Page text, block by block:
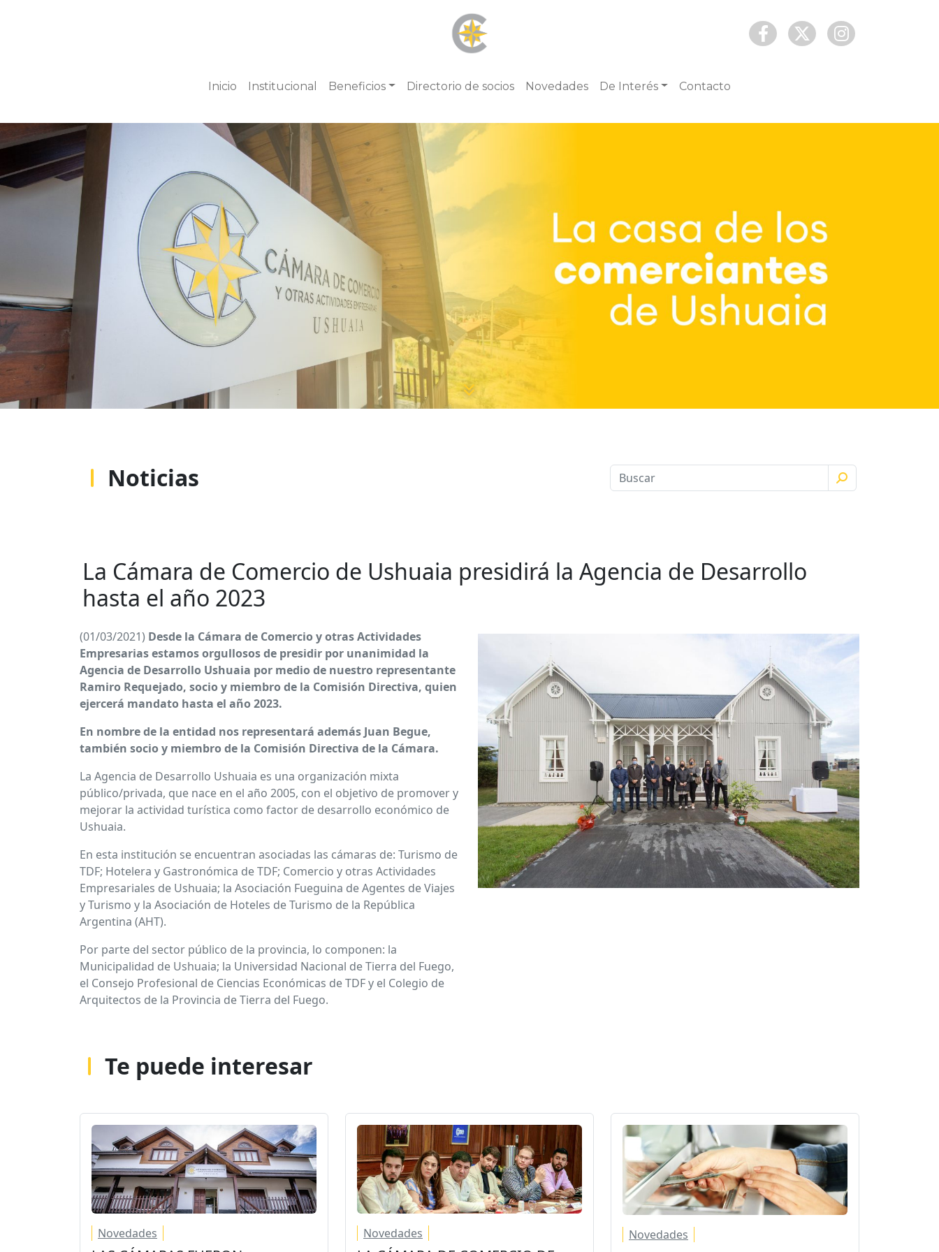
Inicio Institucional Beneficios Directorio de socios Novedades De Interés Contacto
Noticias
La Cámara de Comercio de Ushuaia presidirá la Agencia de Desarrollo
hasta el año 2023
(01/03/2021) Desde la Cámara de Comercio y otras Actividades
Empresarias estamos orgullosos de presidir por unanimidad la
Agencia de Desarrollo Ushuaia por medio de nuestro representante
Ramiro Requejado, socio y miembro de la Comisión Directiva, quien
ejercerá mandato hasta el año 2023.
En nombre de la entidad nos representará además Juan Begue,
también socio y miembro de la Comisión Directiva de la Cámara.
La Agencia de Desarrollo Ushuaia es una organización mixta
público/privada, que nace en el año 2005, con el objetivo de promover y
mejorar la actividad turística como factor de desarrollo económico de
Ushuaia.
En esta institución se encuentran asociadas las cámaras de: Turismo de
TDF; Hotelera y Gastronómica de TDF; Comercio y otras Actividades
Empresariales de Ushuaia; la Asociación Fueguina de Agentes de Viajes
y Turismo y la Asociación de Hoteles de Turismo de la República
Argentina (AHT).
Por parte del sector público de la provincia, lo componen: la
Municipalidad de Ushuaia; la Universidad Nacional de Tierra del Fuego,
el Consejo Profesional de Ciencias Económicas de TDF y el Colegio de
Arquitectos de la Provincia de Tierra del Fuego.
Te puede interesar
Novedades Novedades Novedades